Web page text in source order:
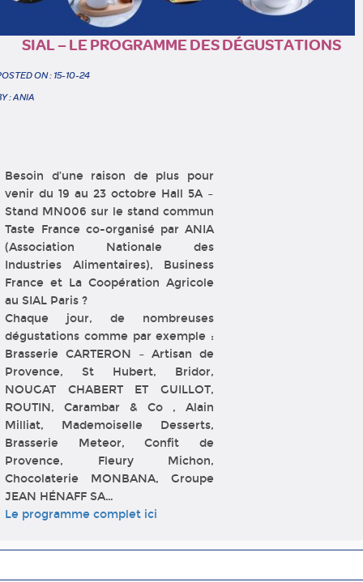
SIAL – LE PROGRAMME DES DÉGUSTATIONS
ON : 15-10-24
: ANIA
Besoin d’une raison de plus pour
venir du 19 au 23 octobre Hall 5A –
Stand MN006 sur le stand commun
Taste France co-organisé par ANIA
(Association Nationale des
Industries Alimentaires), Business
France et La Coopération Agricole
au SIAL Paris ?
Chaque jour, de nombreuses
dégustations comme par exemple :
Brasserie CARTERON – Artisan de
Provence, St Hubert, Bridor,
NOUGAT CHABERT ET GUILLOT,
ROUTIN, Carambar & Co , Alain
Milliat, Mademoiselle Desserts,
Brasserie Meteor, Confit de
Provence, Fleury Michon,
Chocolaterie MONBANA, Groupe
JEAN HÉNAFF SA…
Le programme complet ici